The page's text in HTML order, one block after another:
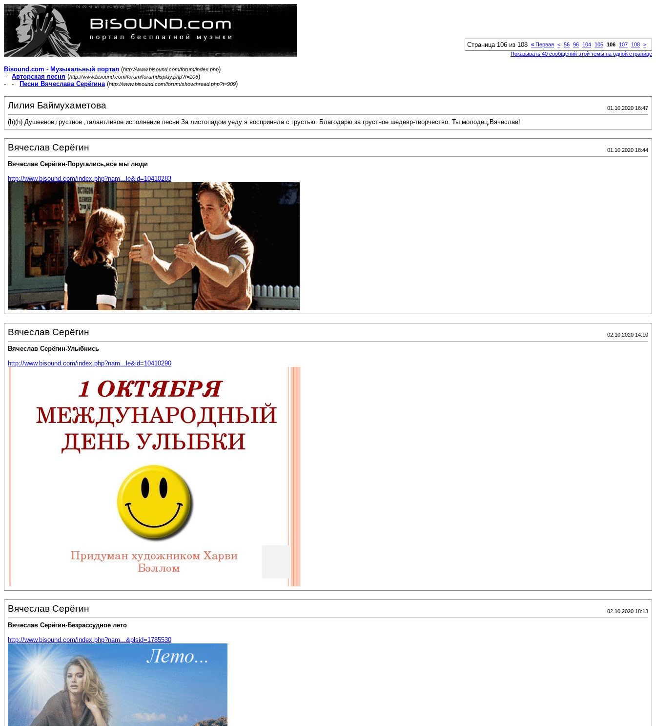
Страница 106 из 108 « Первая < 56 96 104 105 106 107 108 >
Показывать 40 сообщений этой темы на одной странице
Bisound.com - Музыкальный портал (http://www.bisound.com/forum/index.php)
- Авторская песня (http://www.bisound.com/forum/forumdisplay.php?f=106)
- -
Песни Вячеслава Серёгина(http://www.bisound.com/forum/showthread.php?t=909)
Лилия Баймухаметова 01.10.2020 16:47
(h)(h) Душевное,грустное ,талантливое исполнение песни За листопадом уеду я восприняла с грустью. Благодарю за грустное шедевр-творчество. Ты молодец,Вячеслав!
Вячеслав Серёгин 01.10.2020 18:44
Вячеслав Серёгин-Поругались,все мы люди
http://www.bisound.com/index.php?nam...le&id=10410283
Вячеслав Серёгин 02.10.2020 14:10
Вячеслав Серёгин-Улыбнись
http://www.bisound.com/index.php?nam...le&id=10410290
Вячеслав Серёгин 02.10.2020 18:13
Вячеслав Серёгин-Безрассудное лето
http://www.bisound.com/index.php?nam...&plsid=1785530